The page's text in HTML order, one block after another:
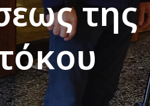
της